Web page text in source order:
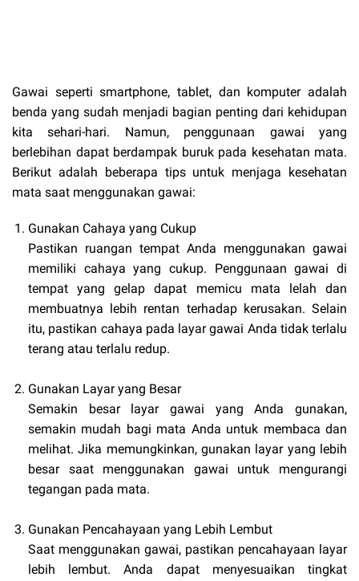
Gawai seperti smartphone, tablet, dan komputer adalah
benda yang sudah menjadi bagian penting dari kehidupan
kita sehari-hari. Namun, penggunaan gawai yang
berlebihan dapat berdampak buruk pada kesehatan mata.
Berikut adalah beberapa tips untuk menjaga kesehatan
mata saat menggunakan gawai:
Gunakan Cahaya yang Cukup
Pastikan ruangan tempat Anda menggunakan gawai
memiliki cahaya yang cukup. Penggunaan gawai di
tempat yang gelap dapat memicu mata lelah dan
membuatnya lebih rentan terhadap kerusakan. Selain
itu, pastikan cahaya pada layar gawai Anda tidak terlalu
terang atau terlalu redup.
Gunakan Layar yang Besar
Semakin besar layar gawai yang Anda gunakan,
semakin mudah bagi mata Anda untuk membaca dan
melihat. Jika memungkinkan, gunakan layar yang lebih
besar saat menggunakan gawai untuk mengurangi
tegangan pada mata.
Gunakan Pencahayaan yang Lebih Lembut
Saat menggunakan gawai, pastikan pencahayaan layar
lebih lembut. Anda dapat menyesuaikan tingkat